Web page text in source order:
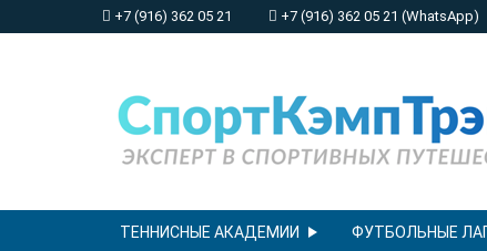
+7 (916) 362 05 21 +7 (916) 362 05 21 (WhatsApp)
ТЕННИСНЫЕ АКАДЕМИИ ФУТБОЛЬНЫЕ